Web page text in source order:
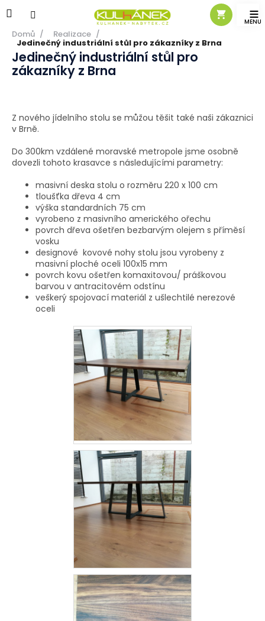
na
Domů / Realizace /
Jedinečný industriální stůl pro zákazníky z Brna
Jedinečný industriální stůl pro
zákazníky z Brna
Z nového jídelního stolu se můžou těšit také naši zákaznici
v Brně.
Do 300km vzdálené moravské metropole jsme osobně
dovezli tohoto krasavce s následujícími parametry:
masivní deska stolu o rozměru 220 x 100 cm
tloušťka dřeva 4 cm
výška standardních 75 cm
vyrobeno z masivního amerického ořechu
povrch dřeva ošetřen bezbarvým olejem s příměsí
vosku
designové kovové nohy stolu jsou vyrobeny z
masivní ploché oceli 100x15 mm
povrch kovu ošetřen komaxitovou/ práškovou
barvou v antracitovém odstínu
veškerý spojovací materiál z ušlechtilé nerezové
oceli